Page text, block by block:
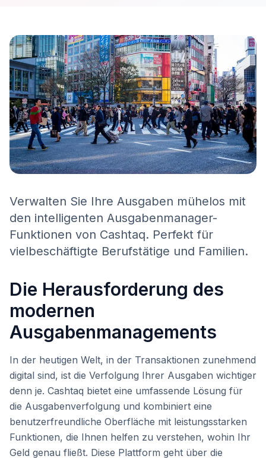
Verwalten Sie Ihre Ausgaben mühelos mit
den intelligenten Ausgabenmanager-
Funktionen von Cashtaq. Perfekt für
vielbeschäftigte Berufstätige und Familien.
Die Herausforderung des
modernen
Ausgabenmanagements
In der heutigen Welt, in der Transaktionen zunehmend
digital sind, ist die Verfolgung Ihrer Ausgaben wichtiger
denn je. Cashtaq bietet eine umfassende Lösung für
die Ausgabenverfolgung und kombiniert eine
benutzerfreundliche Oberfläche mit leistungsstarken
Funktionen, die Ihnen helfen zu verstehen, wohin Ihr
Geld genau fließt. Diese Plattform geht über die